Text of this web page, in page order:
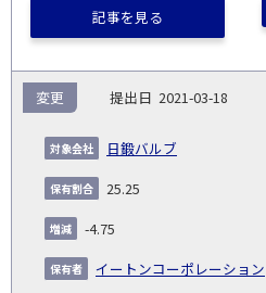
記事を見る
2021-03-18
日鍛バルブ
変更
25.25
-4.75
イートンコーポレーション